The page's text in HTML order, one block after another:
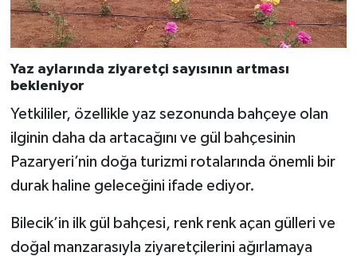
Yaz aylarında ziyaretçi sayısının artması
bekleniyor
Yetkililer, özellikle yaz sezonunda bahçeye olan
ilginin daha da artacağını ve gül bahçesinin
Pazaryeri’nin doğa turizmi rotalarında önemli bir
durak haline geleceğini ifade ediyor.
Bilecik’in ilk gül bahçesi, renk renk açan gülleri ve
doğal manzarasıyla ziyaretçilerini ağırlamaya